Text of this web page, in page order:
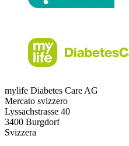
mylife Diabetes Care AG
Mercato svizzero
Lyssachstrasse 40
3400 Burgdorf
Svizzera